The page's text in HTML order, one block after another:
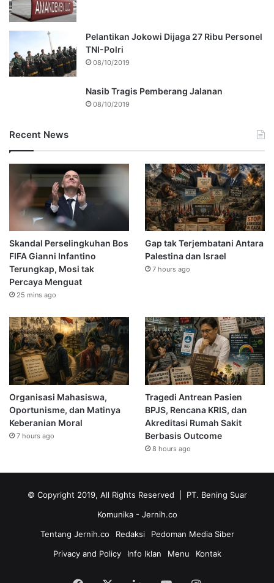
Pelantikan Jokowi Dijaga 27 Ribu Personel
TNI-Polri
08/10/2019
Nasib Tragis Pemberang Jalanan
08/10/2019
Recent News
Skandal Perselingkuhan Bos
FIFA Gianni Infantino
Terungkap, Mosi tak
Percaya Menguat
25 mins ago
Gap tak Terjembatani Antara
Palestina dan Israel
7 hours ago
Organisasi Mahasiswa,
Oportunisme, dan Matinya
Keberanian Moral
7 hours ago
Tragedi Antrean Pasien
BPJS, Rencana KRIS, dan
Akreditasi Rumah Sakit
Berbasis Outcome
8 hours ago
© Copyright 2019, All Rights Reserved | PT. Bening Suar
Komunika - Jernih.co
Tentang Jernih.co
Redaksi
Pedoman Media Siber
Privacy and Policy
Info Iklan Menu Kontak